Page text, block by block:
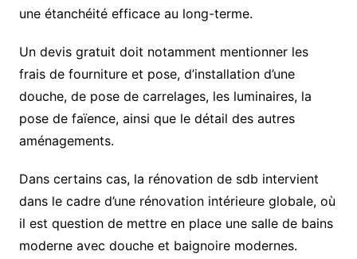
une étanchéité efficace au long-terme.
Un devis gratuit doit notamment mentionner les
frais de fourniture et pose, d’installation d’une
douche, de pose de carrelages, les luminaires, la
pose de faïence, ainsi que le détail des autres
aménagements.
Dans certains cas, la rénovation de sdb intervient
dans le cadre d’une rénovation intérieure globale, où
il est question de mettre en place une salle de bains
moderne avec douche et baignoire modernes.